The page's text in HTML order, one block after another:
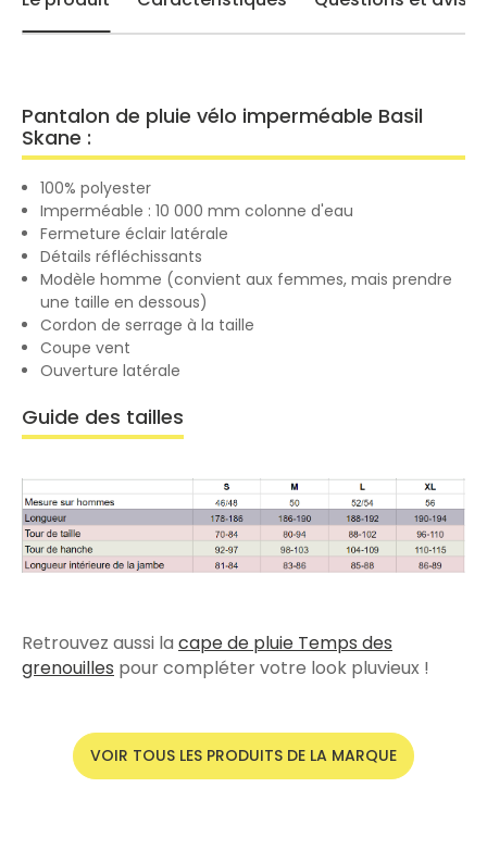
Pantalon de pluie vélo imperméable Basil
Skane :
100% polyester
Imperméable : 10 000 mm colonne d'eau
Fermeture éclair latérale
Détails réfléchissants
Modèle homme (convient aux femmes, mais prendre
une taille en dessous)
Cordon de serrage à la taille
Coupe vent
Ouverture latérale
Guide des tailles
Retrouvez aussi la cape de pluie Temps des
grenouilles pour compléter votre look pluvieux !
VOIR TOUS LES PRODUITS DE LA MARQUE